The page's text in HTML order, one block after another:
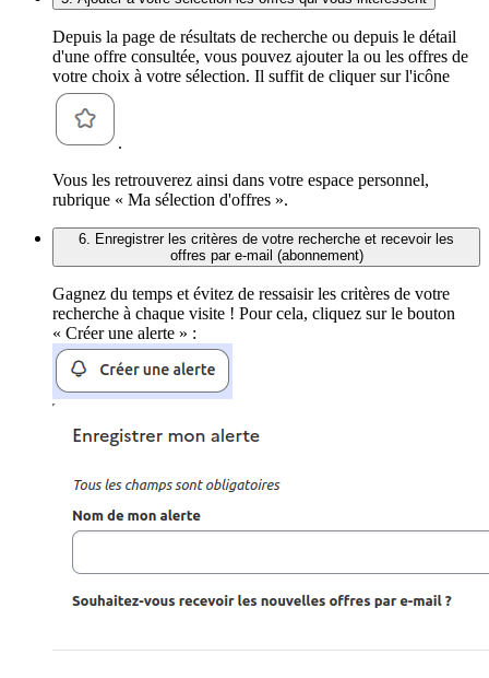
Depuis la page de résultats de recherche ou depuis le détail
d'une offre consultée, vous pouvez ajouter la ou les offres de
votre choix à votre sélection. Il suffit de cliquer sur l'icône
.
Vous les retrouverez ainsi dans votre espace personnel,
rubrique « Ma sélection d'offres ».
6. Enregistrer les critères de votre recherche et recevoir les
offres par e-mail (abonnement)
Gagnez du temps et évitez de ressaisir les critères de votre
recherche à chaque visite ! Pour cela, cliquez sur le bouton
« Créer une alerte » :